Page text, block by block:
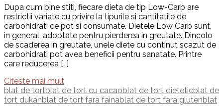
Dupa cum bine stiti, fiecare dieta de tip Low-Carb are
restrictii variate cu privire la tipurile si cantitatile de
carbohidrati ce pot si consumate. Dietele Low Carb sunt,
in general, adoptate pentru pierderea in greutate. Dincolo
de scaderea in greutate, unele diete cu continut scazut de
carbohidrati pot avea beneficii pentru sanatate. Printre
care reducerea […]
Citeste mai mult
blat de tortblat de tort cu cacaoblat de tort dieteticblat de
tort dukanblat de tort fara fainablat de tort fara glutenblat